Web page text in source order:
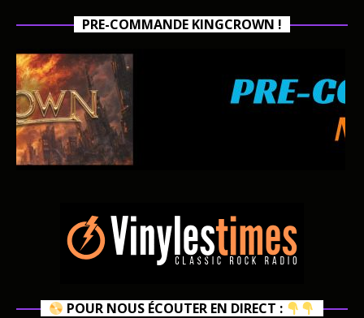
PRE-COMMANDE KINGCROWN !
POUR NOUS ÉCOUTER EN DIRECT :